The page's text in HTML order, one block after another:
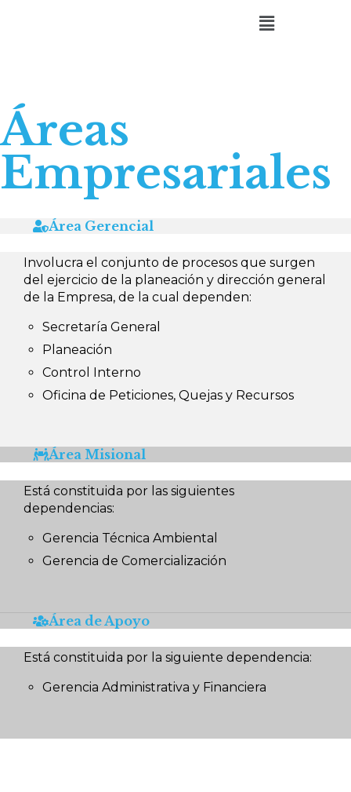
Áreas
Empresariales
Área Gerencial
Involucra el conjunto de procesos que surgen
del ejercicio de la planeación y dirección general
de la Empresa, de la cual dependen:
Secretaría General
Planeación
Control Interno
Oficina de Peticiones, Quejas y Recursos
Área Misional
Está constituida por las siguientes
dependencias:
Gerencia Técnica Ambiental
Gerencia de Comercialización
Área de Apoyo
Está constituida por la siguiente dependencia:
Gerencia Administrativa y Financiera